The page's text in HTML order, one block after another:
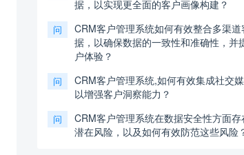
据，以实现更全面的客户画像构建？
问
CRM客户管理系统如何有效整合多渠道
据，以确保数据的一致性和准确性，并
户体验？
问
CRM客户管理系统,如何有效集成社交
以增强客户洞察能力？
问
CRM客户管理系统在数据安全性方面
潜在风险，以及如何有效防范这些风险